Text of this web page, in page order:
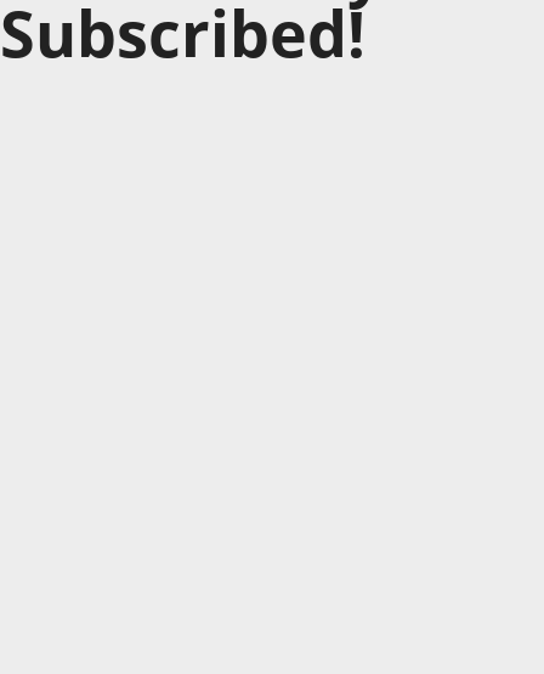
Subscribed!